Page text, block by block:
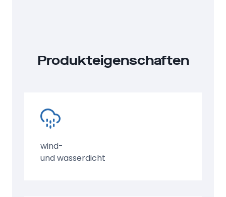
Produkteigenschaften
wind-
und wasserdicht